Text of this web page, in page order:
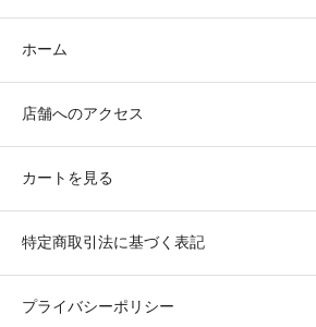
ホーム
店舗へのアクセス
カートを見る
特定商取引法に基づく表記
プライバシーポリシー